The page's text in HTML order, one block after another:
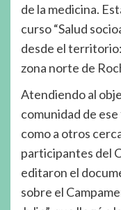
de la medicina.
curso “Salud
desde el
zona norte de
Atendiendo al
comunidad de
como a otros
participantes del
editaron el
sobre el